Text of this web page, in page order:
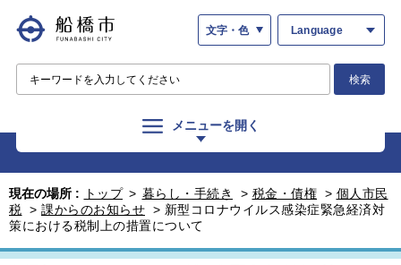
文字・色 Language
検索
メニューを開く
現在の場所 : トップ > 暮らし・手続き > 税金・債権 > 個人市民
税 > 課からのお知らせ > 新型コロナウイルス感染症緊急経済対
策における税制上の措置について